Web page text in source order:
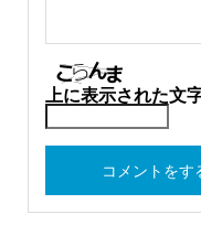
上に表示された文